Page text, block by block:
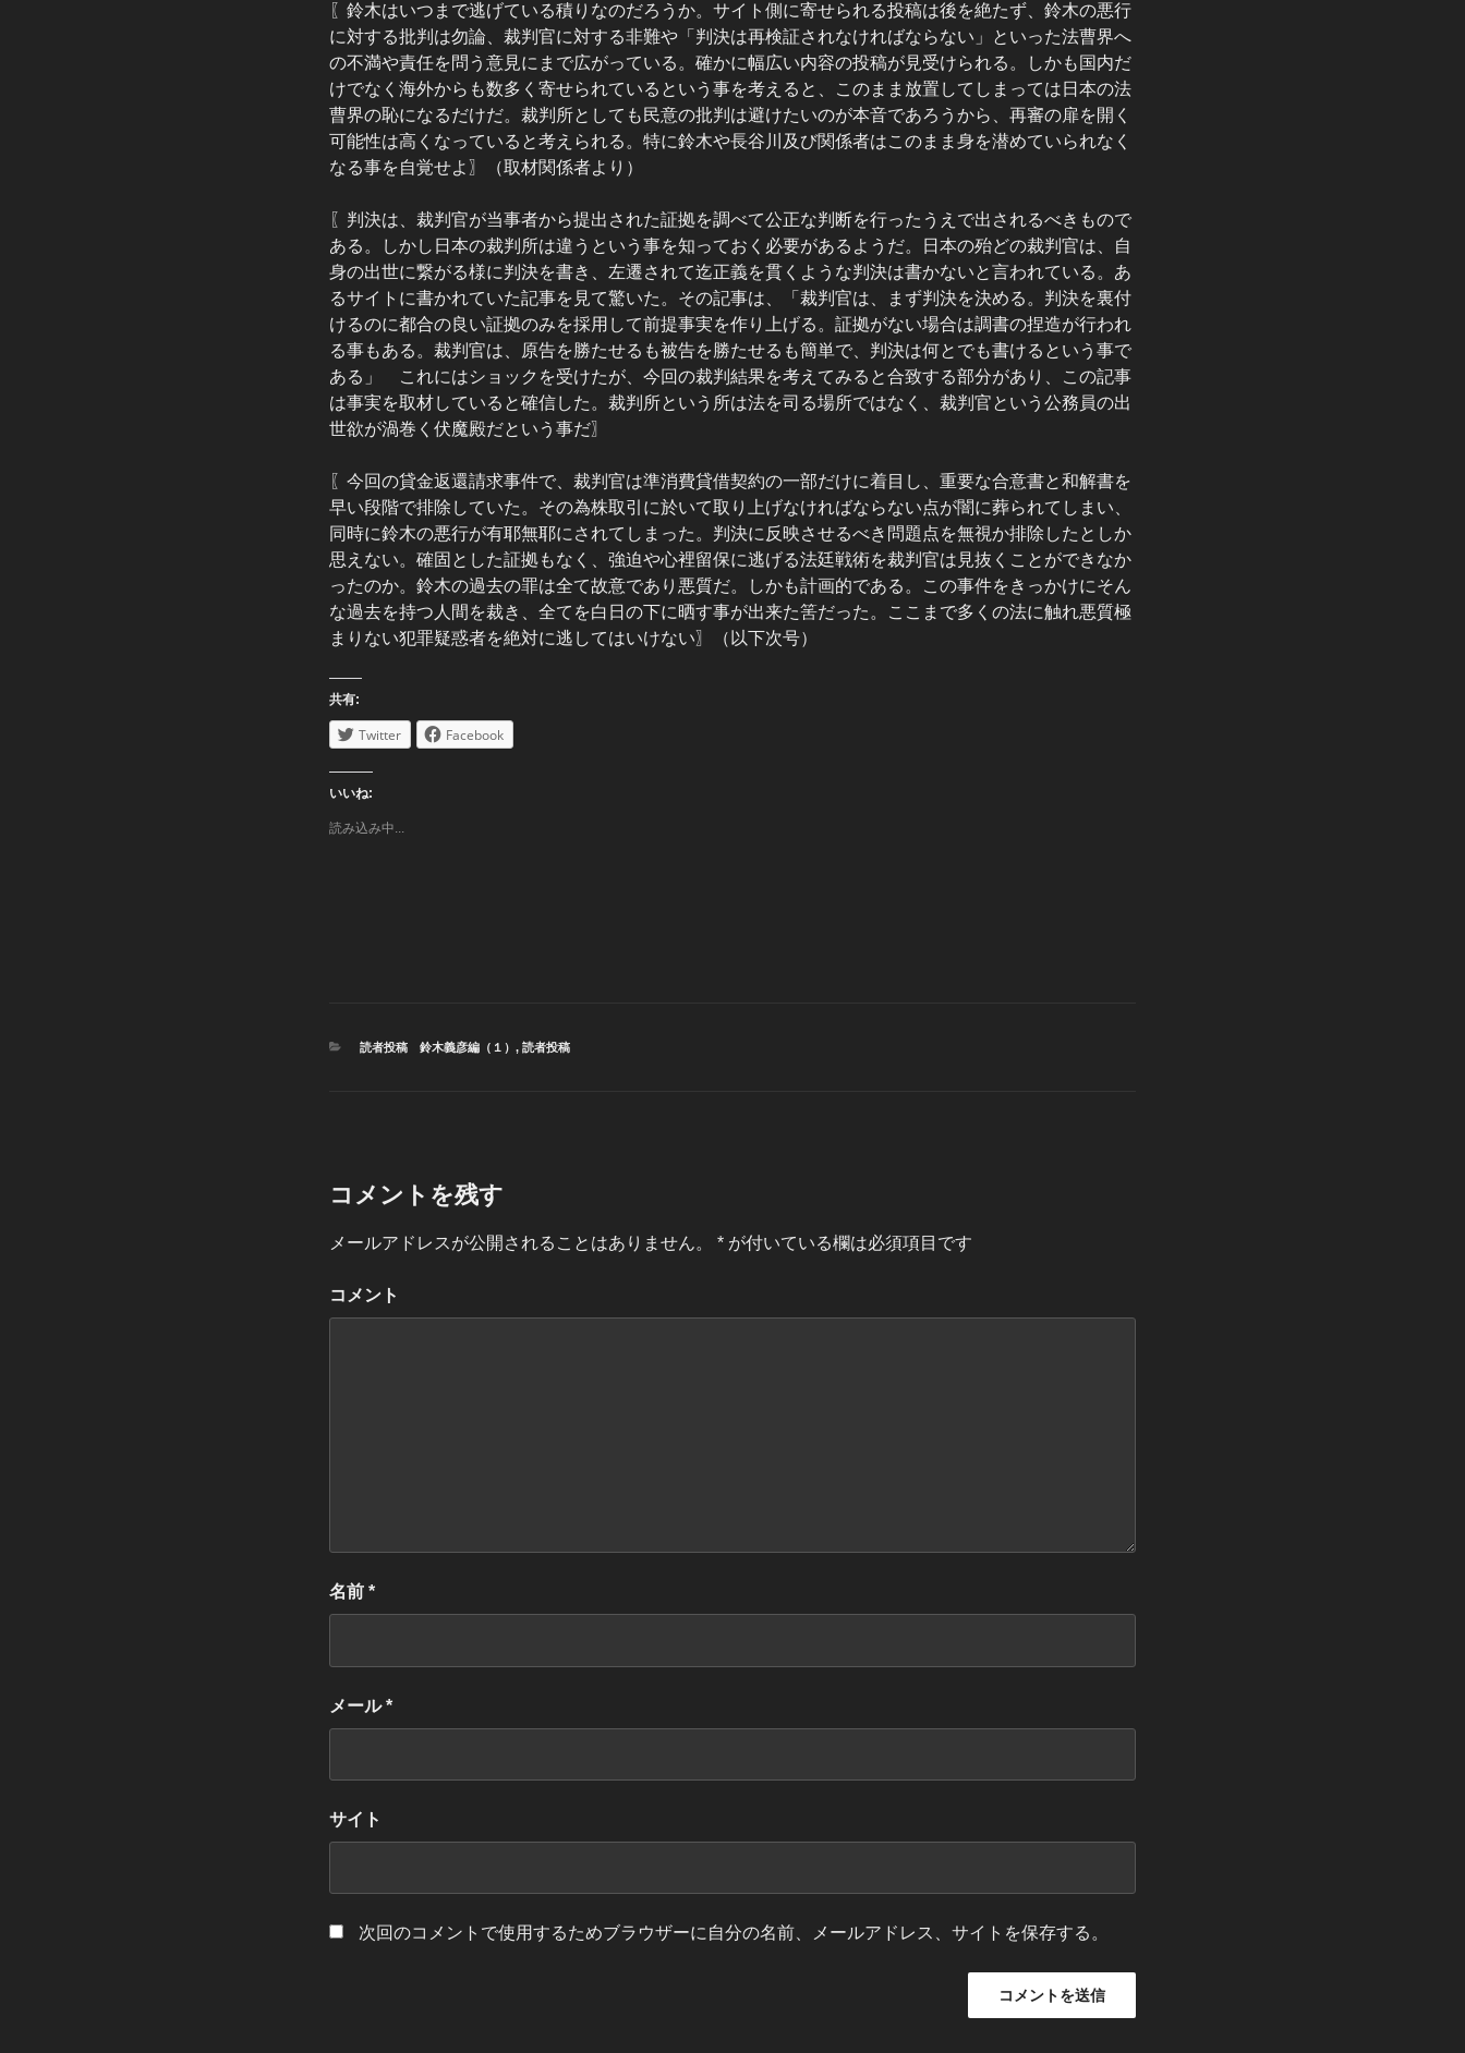
〖鈴木はいつまで逃げている積りなのだろうか。サイト側に寄せられる投稿は後を絶たず、鈴木の悪行
に対する批判は勿論、裁判官に対する非難や「判決は再検証されなければならない」といった法曹界へ
の不満や責任を問う意見にまで広がっている。確かに幅広い内容の投稿が見受けられる。しかも国内だ
けでなく海外からも数多く寄せられているという事を考えると、このまま放置してしまっては日本の法
曹界の恥になるだけだ。裁判所としても民意の批判は避けたいのが本音であろうから、再審の扉を開く
可能性は高くなっていると考えられる。特に鈴木や長谷川及び関係者はこのまま身を潜めていられなく
なる事を自覚せよ〗（取材関係者より）
〖判決は、裁判官が当事者から提出された証拠を調べて公正な判断を行ったうえで出されるべきもので
ある。しかし日本の裁判所は違うという事を知っておく必要があるようだ。日本の殆どの裁判官は、自
身の出世に繋がる様に判決を書き、左遷されて迄正義を貫くような判決は書かないと言われている。あ
るサイトに書かれていた記事を見て驚いた。その記事は、「裁判官は、まず判決を決める。判決を裏付
けるのに都合の良い証拠のみを採用して前提事実を作り上げる。証拠がない場合は調書の捏造が行われ
る事もある。裁判官は、原告を勝たせるも被告を勝たせるも簡単で、判決は何とでも書けるという事で
ある」 これにはショックを受けたが、今回の裁判結果を考えてみると合致する部分があり、この記事
は事実を取材していると確信した。裁判所という所は法を司る場所ではなく、裁判官という公務員の出
世欲が渦巻く伏魔殿だという事だ〗
〖今回の貸金返還請求事件で、裁判官は準消費貸借契約の一部だけに着目し、重要な合意書と和解書を
早い段階で排除していた。その為株取引に於いて取り上げなければならない点が闇に葬られてしまい、
同時に鈴木の悪行が有耶無耶にされてしまった。判決に反映させるべき問題点を無視か排除したとしか
思えない。確固とした証拠もなく、強迫や心裡留保に逃げる法廷戦術を裁判官は見抜くことができなか
ったのか。鈴木の過去の罪は全て故意であり悪質だ。しかも計画的である。この事件をきっかけにそん
な過去を持つ人間を裁き、全てを白日の下に晒す事が出来た筈だった。ここまで多くの法に触れ悪質極
まりない犯罪疑惑者を絶対に逃してはいけない〗（以下次号）
共有:
Twitter Facebook
いいね:
読み込み中...
カ
読者投稿 鈴木義彦編（１） , 読者投稿
コメントを残す
メールアドレスが公開されることはありません。 * が付いている欄は必須項目です
コメント
名前 *
メール*
サイト
次回のコメントで使用するためブラウザーに自分の名前、メールアドレス、サイトを保存する。